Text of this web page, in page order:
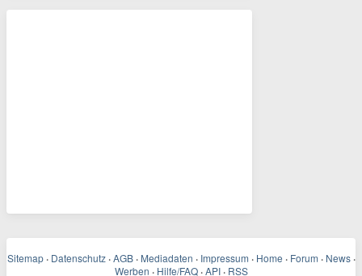
Sitemap · Datenschutz · AGB · Mediadaten · Impressum · Home · Forum · News ·
Werben · Hilfe/FAQ · API · RSS